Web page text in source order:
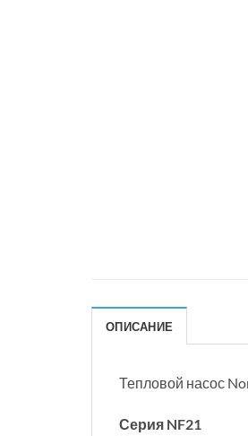
ОПИСАНИЕ
Тепловой насос
Серия NF21